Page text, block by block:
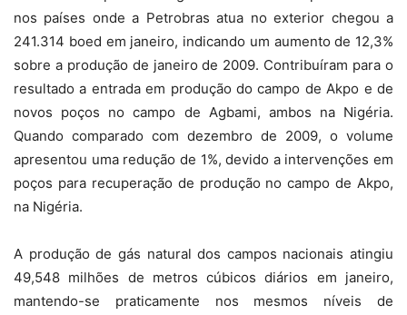
nos países onde a Petrobras atua no exterior chegou a
241.314 boed em janeiro, indicando um aumento de 12,3%
sobre a produção de janeiro de 2009. Contribuíram para o
resultado a entrada em produção do campo de Akpo e de
novos poços no campo de Agbami, ambos na Nigéria.
Quando comparado com dezembro de 2009, o volume
apresentou uma redução de 1%, devido a intervenções em
poços para recuperação de produção no campo de Akpo,
na Nigéria.
A produção de gás natural dos campos nacionais atingiu
49,548 milhões de metros cúbicos diários em janeiro,
mantendo-se praticamente nos mesmos níveis de